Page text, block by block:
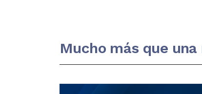
Mucho más que una